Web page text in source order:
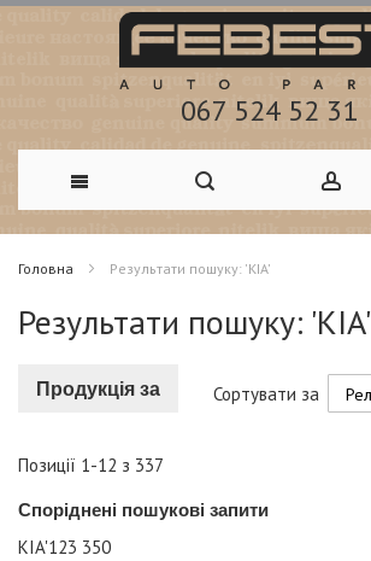
067 524 52 31
Skip
to
Content
Головна Результати пошуку: 'KIA'
Результати пошуку: 'KIA'
Позиції 1-12 з 337
Сортувати за
Споріднені пошукові запити
KIA'123 350
Продукція за